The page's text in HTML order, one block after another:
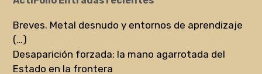
Breves. Metal desnudo y entornos de aprendizaje
(…)
Desaparición forzada: la mano agarrotada del
Estado en la frontera